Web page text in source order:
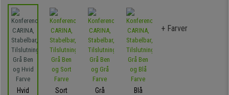
Hvid Sort Grå Blå
+ Farver